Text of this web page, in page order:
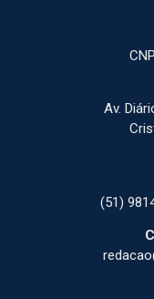
Av.
(51)